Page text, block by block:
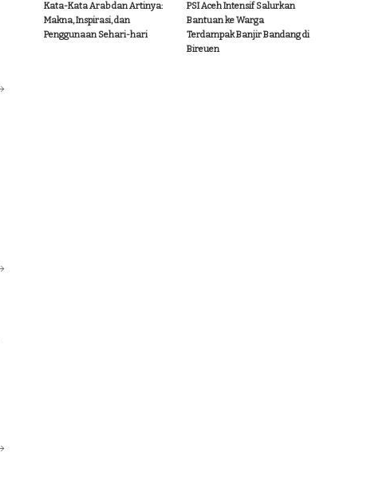
Kata-Kata Arab dan Artinya:
Makna, Inspirasi, dan
Penggunaan Sehari-hari
PSI Aceh Intensif Salurkan
Bantuan ke Warga
Terdampak Banjir Bandang di
Bireuen